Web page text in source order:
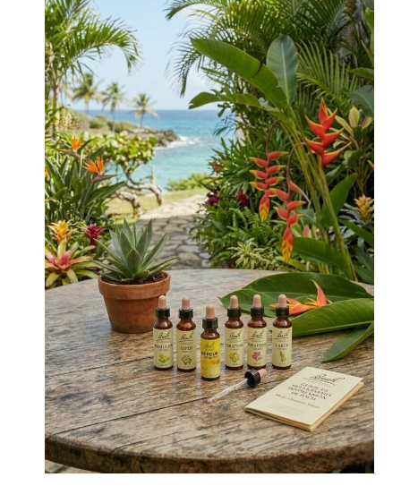
Vos fleurs de Bach
L’Esprit de la Méthode Bach
Nos Compagnons et les Fleurs de Bach
La vie du Docteur Bach
Biorésonance
Relaxation – Olfactothérapie
Contact
Vos témoignages
Conseils & Actualités
S’équilibrer
Comprendre
Mieux vivre ici
Le Cabinet